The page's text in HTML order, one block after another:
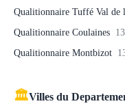
Qualitionnaire Tuffé Val de
Qualitionnaire Coulaines
Qualitionnaire Montbizot
🏛Villes du